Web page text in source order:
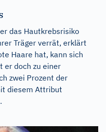
das Hautkrebsrisiko
Träger verrät, erklärt
Haare hat, kann sich
er doch zu einer
zwei Prozent der
diesem Attribut